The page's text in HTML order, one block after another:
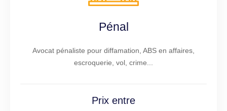
Pénal
Avocat pénaliste pour diffamation, ABS en affaires,
escroquerie, vol, crime...
Prix entre